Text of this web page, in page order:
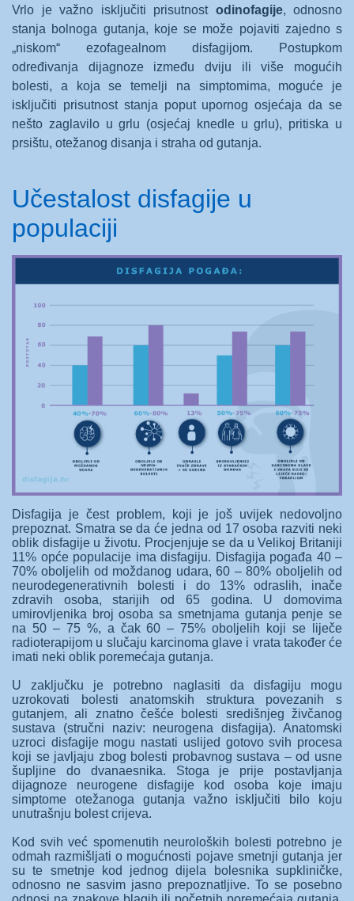
Vrlo je važno isključiti prisutnost odinofagije, odnosno
stanja bolnoga gutanja, koje se može pojaviti zajedno s
„niskom“ ezofagealnom disfagijom. Postupkom
određivanja dijagnoze između dviju ili više mogućih
bolesti, a koja se temelji na simptomima, moguće je
isključiti prisutnost stanja poput upornog osjećaja da se
nešto zaglavilo u grlu (osjećaj knedle u grlu), pritiska u
prsištu, otežanog disanja i straha od gutanja.
Učestalost disfagije u
populaciji
Disfagija je čest problem, koji je još uvijek nedovoljno
prepoznat. Smatra se da će jedna od 17 osoba razviti neki
oblik disfagije u životu. Procjenjuje se da u Velikoj Britaniji
11% opće populacije ima disfagiju. Disfagija pogađa 40 –
70% oboljelih od moždanog udara, 60 – 80% oboljelih od
neurodegenerativnih bolesti i do 13% odraslih, inače
zdravih osoba, starijih od 65 godina. U domovima
umirovljenika broj osoba sa smetnjama gutanja penje se
na 50 – 75 %, a čak 60 – 75% oboljelih koji se liječe
radioterapijom u slučaju karcinoma glave i vrata također će
imati neki oblik poremećaja gutanja.
U zaključku je potrebno naglasiti da disfagiju mogu
uzrokovati bolesti anatomskih struktura povezanih s
gutanjem, ali znatno češće bolesti središnjeg živčanog
sustava (stručni naziv: neurogena disfagija). Anatomski
uzroci disfagije mogu nastati uslijed gotovo svih procesa
koji se javljaju zbog bolesti probavnog sustava – od usne
šupljine do dvanaesnika. Stoga je prije postavljanja
dijagnoze neurogene disfagije kod osoba koje imaju
simptome otežanoga gutanja važno isključiti bilo koju
unutrašnju bolest crijeva.
Kod svih već spomenutih neuroloških bolesti potrebno je
odmah razmišljati o mogućnosti pojave smetnji gutanja jer
su te smetnje kod jednog dijela bolesnika supkliničke,
odnosno ne sasvim jasno prepoznatljive. To se posebno